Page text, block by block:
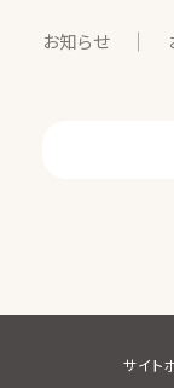
お知らせ
サイト